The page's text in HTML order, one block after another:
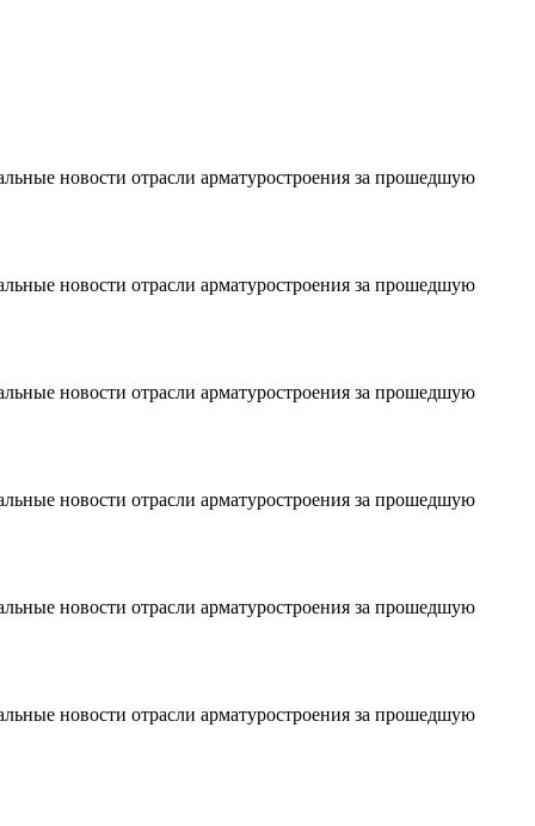
новости отрасли арматуростроения за прошедшую
новости отрасли арматуростроения за прошедшую
новости отрасли арматуростроения за прошедшую
новости отрасли арматуростроения за прошедшую
новости отрасли арматуростроения за прошедшую
новости отрасли арматуростроения за прошедшую